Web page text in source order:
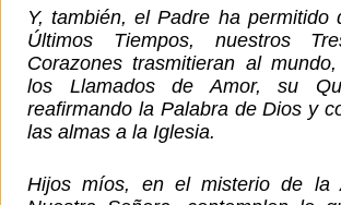
Y, también, el Padre ha permitido
Últimos Tiempos, nuestros
Corazones trasmitieran al
los Llamados de Amor, su
reafirmando la Palabra de Dios y
las almas a la Iglesia.
Hijos míos, en el misterio de la